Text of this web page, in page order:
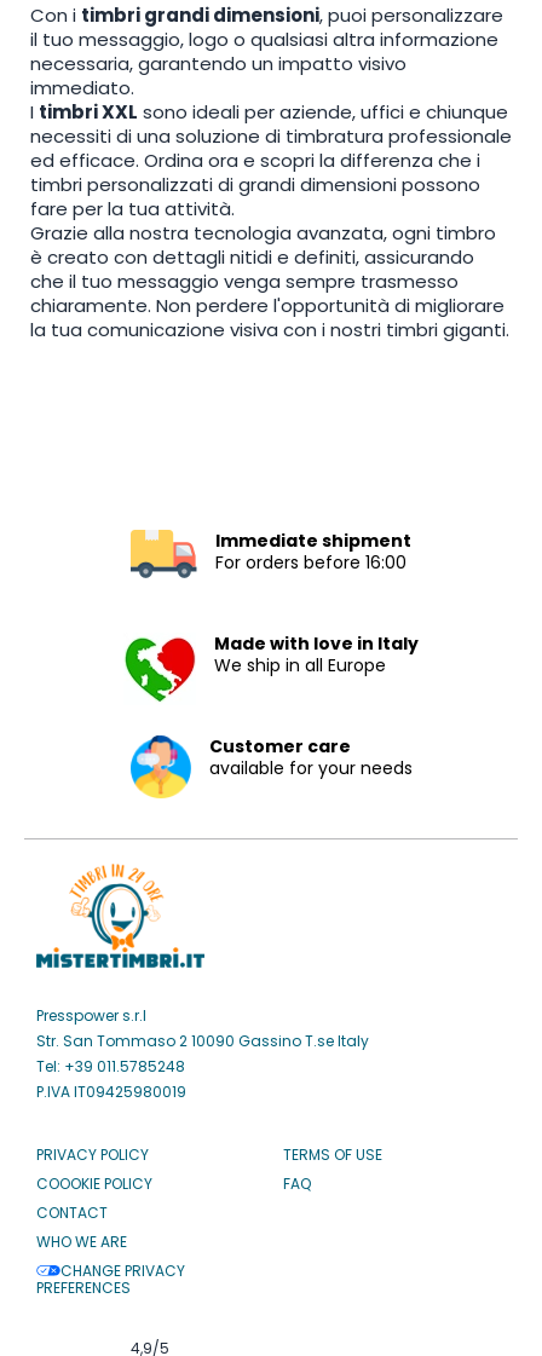
Con i timbri grandi dimensioni, puoi personalizzare
il tuo messaggio, logo o qualsiasi altra informazione
necessaria, garantendo un impatto visivo
immediato.
I timbri XXL sono ideali per aziende, uffici e chiunque
necessiti di una soluzione di timbratura professionale
ed efficace. Ordina ora e scopri la differenza che i
timbri personalizzati di grandi dimensioni possono
fare per la tua attività.
Grazie alla nostra tecnologia avanzata, ogni timbro
è creato con dettagli nitidi e definiti, assicurando
che il tuo messaggio venga sempre trasmesso
chiaramente. Non perdere l'opportunità di migliorare
la tua comunicazione visiva con i nostri timbri giganti.
Immediate shipment
For orders before 16:00
Made with love in Italy
We ship in all Europe
Customer care
available for your needs
Presspower s.r.l
Str. San Tommaso 2 10090 Gassino T.se Italy
Tel: +39 011.5785248
P.IVA IT09425980019
PRIVACY POLICY
COOOKIE POLICY
CONTACT
WHO WE ARE
CHANGE PRIVACY
PREFERENCES
TERMS OF USE
FAQ
4,9/5